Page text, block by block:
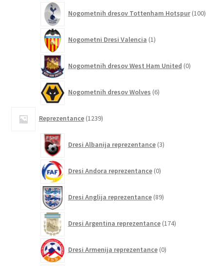
Nogometnih dresov Tottenham Hotspur 100
Nogometni Dresi Valencia 1izdelek
Nogometnih dresov West Ham United 0izdelkov
Nogometnih dresov Wolves 6izdelkov
Reprezentance 1239izdelkov
Dresi Albanija reprezentance 3izdelki
Dresi Andora reprezentance 0izdelkov
Dresi Anglija reprezentance 89izdelkov
Dresi Argentina reprezentance 174izdelkov
Dresi Armenija reprezentance 0izdelkov